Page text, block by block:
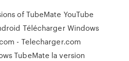
of TubeMate YouTube
Télécharger Windows
- Telecharger.com
TubeMate la version